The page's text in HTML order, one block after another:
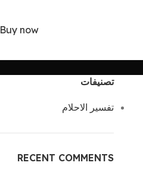
Buy now
تصنيفات
تفسير الاحلام
RECENT COMMENTS